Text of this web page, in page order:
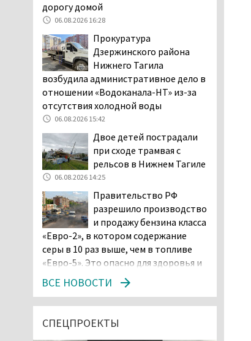
дорогу домой
06.08.2026 16:28
Прокуратура
Дзержинского района
Нижнего Тагила
возбудила административное дело в
отношении «Водоканала-НТ» из-за
отсутствия холодной воды
06.08.2026 15:42
Двое детей пострадали
при сходе трамвая с
рельсов в Нижнем Тагиле
06.08.2026 14:25
Правительство РФ
разрешило производство
и продажу бензина класса
«Евро-2», в котором содержание
серы в 10 раз выше, чем в топливе
«Евро-5». Это опасно для здоровья и
повышает износ автомобиля
06.08.2026 13:53
В Детской городской
больнице № 3 Нижнего
ВСЕ НОВОСТИ
СПЕЦПРОЕКТЫ